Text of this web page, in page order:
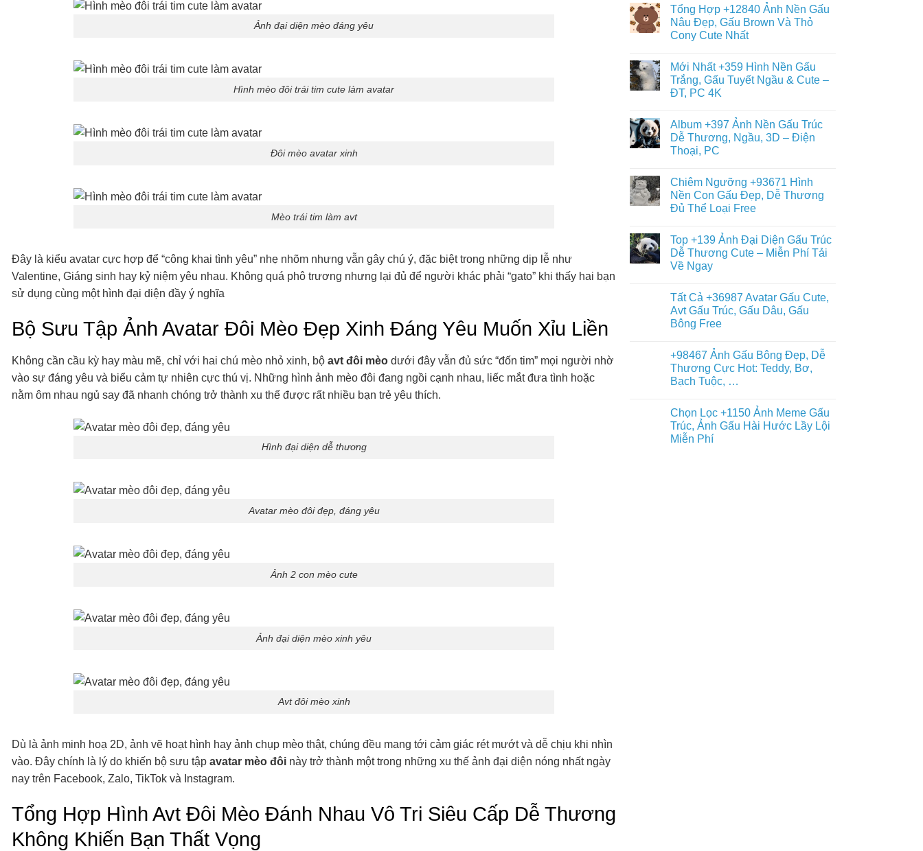
Ảnh đại diện mèo đáng yêu
Hình mèo đôi trái tim cute làm avatar
Đôi mèo avatar xinh
Mèo trái tim làm avt
Đây là kiểu avatar cực hợp để “công khai tình yêu” nhẹ nhõm nhưng vẫn gây chú ý, đặc biệt trong những dịp lễ như
Valentine, Giáng sinh hay kỷ niệm yêu nhau. Không quá phô trương nhưng lại đủ để người khác phải “gato” khi thấy hai bạn
sử dụng cùng một hình đại diện đầy ý nghĩa
Bộ Sưu Tập Ảnh Avatar Đôi Mèo Đẹp Xinh Đáng Yêu Muốn Xỉu Liền
Không cần cầu kỳ hay màu mẽ, chỉ với hai chú mèo nhỏ xinh, bộ avt đôi mèo dưới đây vẫn đủ sức “đốn tim” mọi người nhờ
vào sự đáng yêu và biểu cảm tự nhiên cực thú vị. Những hình ảnh mèo đôi đang ngồi cạnh nhau, liếc mắt đưa tình hoặc
nằm ôm nhau ngủ say đã nhanh chóng trở thành xu thế được rất nhiều bạn trẻ yêu thích.
Hình đại diện dễ thương
Avatar mèo đôi đẹp, đáng yêu
Ảnh 2 con mèo cute
Ảnh đại diện mèo xinh yêu
Avt đôi mèo xinh
Dù là ảnh minh hoạ 2D, ảnh vẽ hoạt hình hay ảnh chụp mèo thật, chúng đều mang tới cảm giác rét mướt và dễ chịu khi nhìn
vào. Đây chính là lý do khiến bộ sưu tập avatar mèo đôi này trở thành một trong những xu thế ảnh đại diện nóng nhất ngày
nay trên Facebook, Zalo, TikTok và Instagram.
Tổng Hợp Hình Avt Đôi Mèo Đánh Nhau Vô Tri Siêu Cấp Dễ Thương
Không Khiến Bạn Thất Vọng
Miễn
Phí
Cho
Con
Gấu
Cute,
Gấu
Trúc
Giản,
Dễ
Vẽ
Cho
bình
luận
ở
Sưu
Hình
Nền
Gấu
Bông
Cute
Teddy,
Kitty,
Loopy
Tổng Hợp +12840 Ảnh Nền Gấu
Nâu Đẹp, Gấu Brown Và Thỏ
Cony Cute Nhất
bình
luận
ở
Tổng
Ảnh
Nền
Gấu
Nâu
Đẹp,
Và
Thỏ
Cony
Cute
Mới Nhất +359 Hình Nền Gấu
Trắng, Gấu Tuyết Ngầu & Cute –
ĐT, PC 4K
bình
luận
ở
Mới
Hình
Nền
Gấu
Trắng,
Gấu
Cute
–
ĐT,
Album +397 Ảnh Nền Gấu Trúc
Dễ Thương, Ngầu, 3D – Điện
Thoại, PC
bình
luận
ở
Album
Nền
Gấu
Trúc
Dễ
Thương,
Điện
Thoại,
PC
Chiêm Ngưỡng +93671 Hình
Nền Con Gấu Đẹp, Dễ Thương
Đủ Thể Loại Free
bình
luận
ở
Chiêm
Hình
Nền
Con
Gấu
Đẹp,
Đủ
Thể
Loại
Free
Top +139 Ảnh Đại Diện Gấu Trúc
Dễ Thương Cute – Miễn Phí Tải
Về Ngay
bình
luận
ở
Top
Đại
Diện
Gấu
Trúc
Dễ
–
Miễn
Phí
Tải
Tất Cả +36987 Avatar Gấu Cute,
Avt Gấu Trúc, Gấu Dâu, Gấu
Bông Free
bình
luận
ở
Tất
Avatar
Gấu
Cute,
Avt
Gấu
+98467 Ảnh Gấu Bông Đẹp, Dễ
Thương Cực Hot: Teddy, Bơ,
Bạch Tuộc, …
bình
luận
ở
+98467
Chọn Lọc +1150 Ảnh Meme Gấu
Trúc, Ảnh Gấu Hài Hước Lầy Lội
Miễn Phí